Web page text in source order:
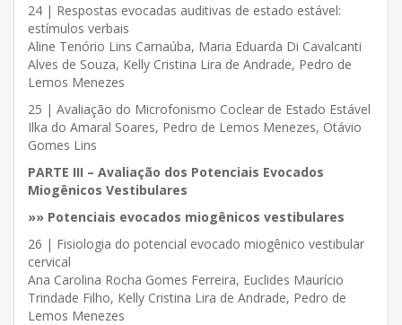
24 | Respostas evocadas auditivas de estado estável:
estímulos verbais
Aline Tenório Lins Carnaúba, Maria Eduarda Di Cavalcanti
Alves de Souza, Kelly Cristina Lira de Andrade, Pedro de
Lemos Menezes
25 | Avaliação do Microfonismo Coclear de Estado Estável
Ilka do Amaral Soares, Pedro de Lemos Menezes, Otávio
Gomes Lins
PARTE III – Avaliação dos Potenciais Evocados
Miogênicos Vestibulares
»» Potenciais evocados miogênicos vestibulares
26 | Fisiologia do potencial evocado miogênico vestibular
cervical
Ana Carolina Rocha Gomes Ferreira, Euclides Maurício
Trindade Filho, Kelly Cristina Lira de Andrade, Pedro de
Lemos Menezes